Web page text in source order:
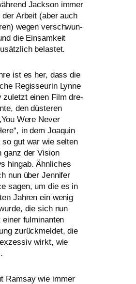
Jackson immer
der Arbeit (aber auch
wegen ver­schwun­
die Einsamkeit
belastet.
ist es her, dass die
Regisseurin Lynne
zuletzt einen Film dre­
den düs­te­ren
Were Never
in dem Joaquin
so gut war wie sel­ten
ganz der Vision
hin­gab. Ähnliches
nun über Jennifer
sagen, um die es in
Jahren ein wenig
die sich nun
einer ful­mi­nan­ten
zurück­mel­det, die
wirkt, wie
Ramsay wie immer